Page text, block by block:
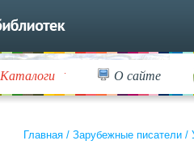
Каталоги О сайте
Главная / Зарубежные писатели /